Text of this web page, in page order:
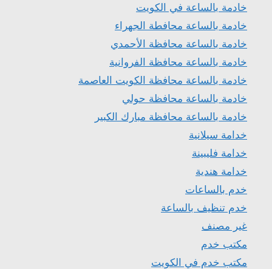
خادمة بالساعة في الكويت
خادمة بالساعة محافطة الجهراء
خادمة بالساعة محافظة الأحمدي
خادمة بالساعة محافظة الفروانية
خادمة بالساعة محافظة الكويت العاصمة
خادمة بالساعة محافظة حولي
خادمة بالساعة محافظة مبارك الكبير
خدامة سيلانية
خدامة فليبينة
خدامة هندية
خدم بالساعات
خدم تنظيف بالساعة
غير مصنف
مكتب خدم
مكتب خدم في الكويت